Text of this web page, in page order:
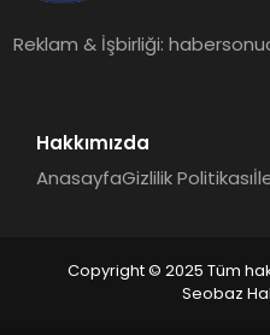
Reklam & İşbirliği:
Hakkımızda
AnasayfaGizlilik Politikası
Copyright © 2025 Tüm
Seobaz